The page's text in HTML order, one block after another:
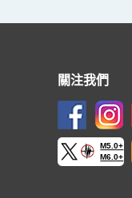
關注我們
M5.0+
M6.0+